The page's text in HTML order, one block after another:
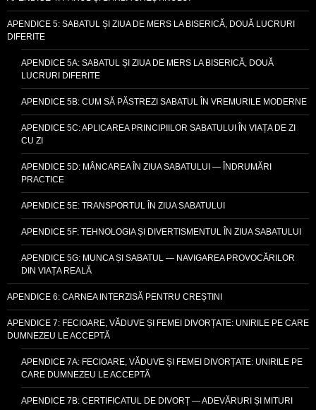
APENDICE 5: SABATUL ȘI ZIUA DE MERS LA BISERICĂ, DOUĂ LUCRURI
DIFERITE
APENDICE 5A: SABATUL ȘI ZIUA DE MERS LA BISERICĂ, DOUĂ
LUCRURI DIFERITE
APENDICE 5B: CUM SĂ PĂSTREZI SABATUL ÎN VREMURILE MODERNE
APENDICE 5C: APLICAREA PRINCIPIILOR SABATULUI ÎN VIAȚA DE ZI
CU ZI
APENDICE 5D: MÂNCAREA ÎN ZIUA SABATULUI — ÎNDRUMĂRI
PRACTICE
APENDICE 5E: TRANSPORTUL ÎN ZIUA SABATULUI
APENDICE 5F: TEHNOLOGIA ȘI DIVERTISMENTUL ÎN ZIUA SABATULUI
APENDICE 5G: MUNCA ȘI SABATUL — NAVIGAREA PROVOCĂRILOR
DIN VIAȚA REALĂ
APENDICE 6: CARNEA INTERZISĂ PENTRU CREȘTINI
APENDICE 7: FECIOARE, VĂDUVE ȘI FEMEI DIVORȚATE: UNIRILE PE CARE
DUMNEZEU LE ACCEPTĂ
APENDICE 7A: FECIOARE, VĂDUVE ȘI FEMEI DIVORȚATE: UNIRILE PE
CARE DUMNEZEU LE ACCEPTĂ
APENDICE 7B: CERTIFICATUL DE DIVORȚ — ADEVĂRURI ȘI MITURI